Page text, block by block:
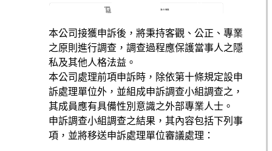
本公司接獲申訴後，將秉持客觀、公正、專業
之原則進行調查，調查過程應保護當事人之隱
私及其他人格法益。
本公司處理前項申訴時，除依第十條規定設申
訴處理單位外，並組成申訴調查小組調查之，
其成員應有具備性別意識之外部專業人士。
申訴調查小組調查之結果，其內容包括下列事
項，並將移送申訴處理單位審議處理：